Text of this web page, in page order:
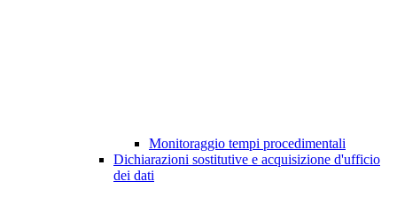
Monitoraggio tempi procedimentali
Dichiarazioni sostitutive e acquisizione d'ufficio
dei dati